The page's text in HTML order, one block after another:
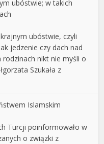
ubóstwie; w takich
ubóstwie, czyli
jedzenie czy dach nad
rodzinach nikt nie myśli o
Szukała z
Islamskim
Turcji poinformowało w
o związki z